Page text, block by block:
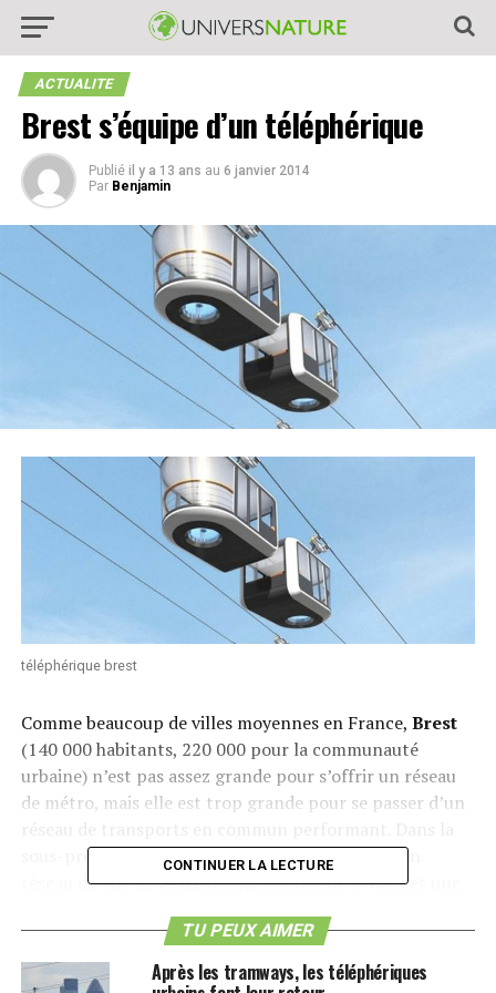
ACTUALITE
Brest s’équipe d’un téléphérique
Publié il y a 13 ans au 6 janvier 2014
Par Benjamin
téléphérique brest
Comme beaucoup de villes moyennes en France, Brest
(140 000 habitants, 220 000 pour la communauté
urbaine) n’est pas assez grande pour s’offrir un réseau
de métro, mais elle est trop grande pour se passer d’un
sous-préfecture du Finistère, on retrouve ainsi un
réseau de bus de 14 lignes qui sillonnent la ville, et une
initiés, ce tramway avait d’ailleurs fait parler de lui il y a
quelques temps puisque la métropole brestoise s’était
CONTINUER LA LECTURE
TU PEUX AIMER
Après les tramways, les téléphériques